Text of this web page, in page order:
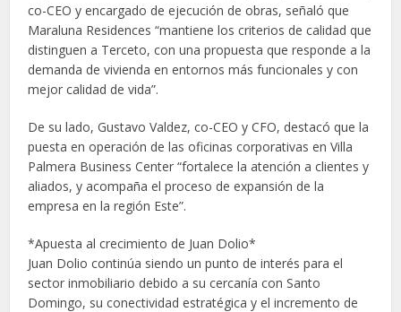
co-CEO y encargado de ejecución de obras, señaló que
Maraluna Residences “mantiene los criterios de calidad que
distinguen a Terceto, con una propuesta que responde a la
demanda de vivienda en entornos más funcionales y con
mejor calidad de vida”.
De su lado, Gustavo Valdez, co-CEO y CFO, destacó que la
puesta en operación de las oficinas corporativas en Villa
Palmera Business Center “fortalece la atención a clientes y
aliados, y acompaña el proceso de expansión de la
empresa en la región Este”.
*Apuesta al crecimiento de Juan Dolio*
Juan Dolio continúa siendo un punto de interés para el
sector inmobiliario debido a su cercanía con Santo
Domingo, su conectividad estratégica y el incremento de